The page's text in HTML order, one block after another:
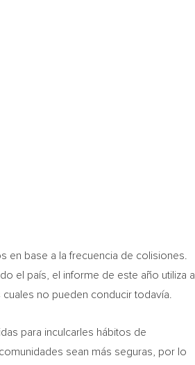
en base a la frecuencia de colisiones.
el país, el informe de este año utiliza a
no pueden conducir todavía.
para inculcarles hábitos de
sean más seguras, por lo